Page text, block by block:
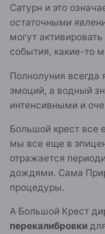
Сатурн и это
остаточными
могут
события, какие-то
Полнолуния
эмоций, а водный
интенсивными и
Большой крест все
мы все еще в
отражается
дождями. Сама
процедуры.
А Большой Крест
перекалибровки